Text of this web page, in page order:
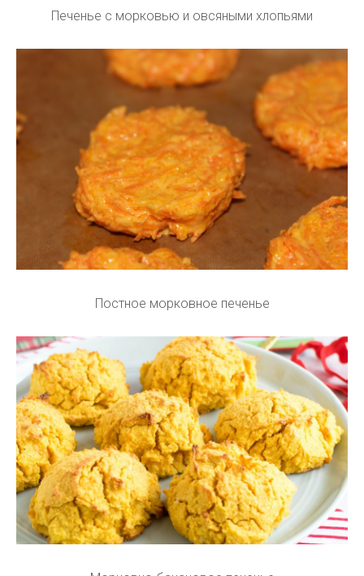
Печенье с морковью и овсяными хлопьями
Постное морковное печенье